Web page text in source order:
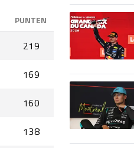
PUNTEN
219
169
160
138